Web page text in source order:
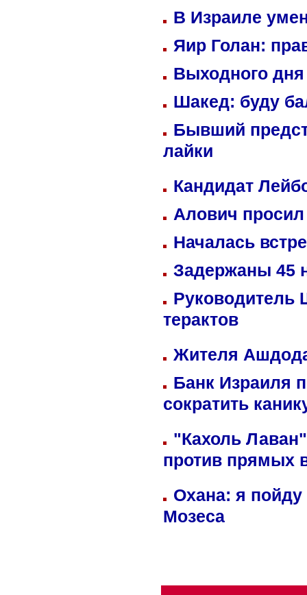
В Израиле
Яир Голан:
Выходного
Шакед: буду
Бывший
лайки
Кандидат
Алович просил
Началась
Задержаны 45
Руководитель
терактов
Жителя
Банк Израиля
сократить
"Кахоль
против прямых
Охана: я пойду
Мозеса